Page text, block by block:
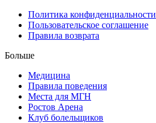
Политика конфиденциальности
Пользовательское соглашение
Правила возврата
Больше
Медицина
Правила поведения
Места для МГН
Ростов Арена
Клуб болельщиков